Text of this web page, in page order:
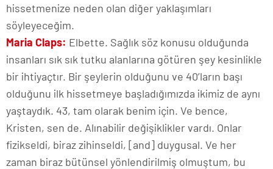
hissetmenize neden olan diğer yaklaşımları
söyleyeceğim.
Maria Claps: Elbette. Sağlık söz konusu olduğunda
insanları sık sık tutku alanlarına götüren şey kesinlikle
bir ihtiyaçtır. Bir şeylerin olduğunu ve 40’ların başı
olduğunu ilk hissetmeye başladığımızda ikimiz de aynı
yaştaydık. 43, tam olarak benim için. Ve bence,
Kristen, sen de. Alınabilir değişiklikler vardı. Onlar
fizikseldi, biraz zihinseldi, [and] duygusal. Ve her
zaman biraz bütünsel yönlendirilmiş olmuştum, bu